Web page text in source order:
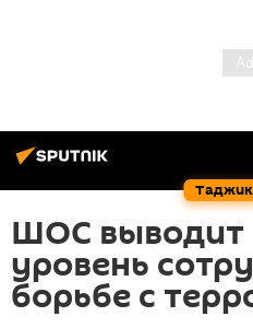
ШОС выводит
уровень
борьбе с